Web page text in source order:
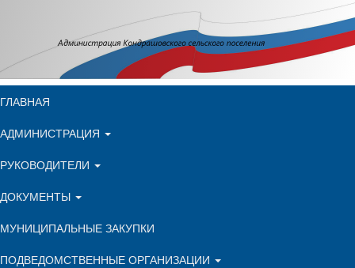
ГЛАВНАЯ
АДМИНИСТРАЦИЯ
РУКОВОДИТЕЛИ
ДОКУМЕНТЫ
МУНИЦИПАЛЬНЫЕ ЗАКУПКИ
ПОДВЕДОМСТВЕННЫЕ ОРГАНИЗАЦИИ